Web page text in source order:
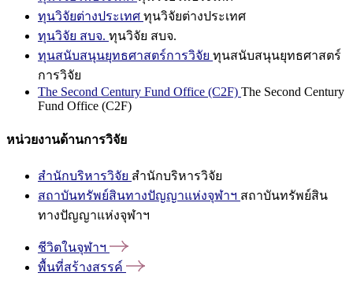
ทุนวิจัยต่างประเทศ ทุนวิจัยต่างประเทศ
ทุนวิจัย สบจ. ทุนวิจัย สบจ.
ทุนสนับสนุนยุทธศาสตร์การวิจัย ทุนสนับสนุนยุทธศาสตร์
การวิจัย
The Second Century Fund Office (C2F) The Second Century
Fund Office (C2F)
หน่วยงานด้านการวิจัย
สำนักบริหารวิจัย สำนักบริหารวิจัย
สถาบันทรัพย์สินทางปัญญาแห่งจุฬาฯ สถาบันทรัพย์สิน
ทางปัญญาแห่งจุฬาฯ
ชีวิตในจุฬาฯ
พื้นที่สร้างสรรค์